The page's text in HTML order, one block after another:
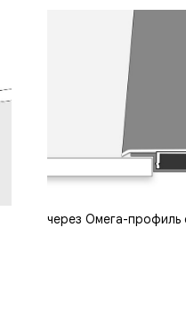
через Омега-профиль